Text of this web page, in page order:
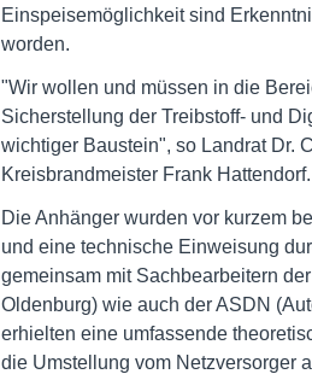
Einspeisemöglichkeit sind
worden.
"Wir wollen und müssen in die
Sicherstellung der Treibstoff- und
wichtiger Baustein", so Landrat Dr.
Kreisbrandmeister Frank Hattendorf.
Die Anhänger wurden vor kurzem
und eine technische Einweisung
gemeinsam mit Sachbearbeitern
Oldenburg) wie auch der ASDN
erhielten eine umfassende
die Umstellung vom Netzversorger